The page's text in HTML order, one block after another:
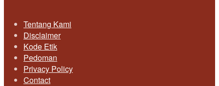
Tentang Kami
Disclaimer
Kode Etik
Pedoman
Privacy Policy
Contact